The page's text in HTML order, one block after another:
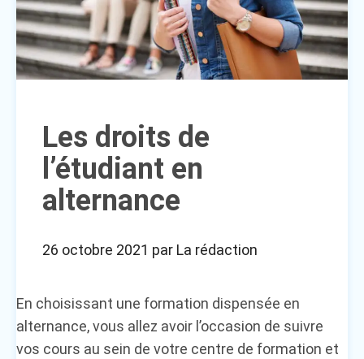
Les droits de
l’étudiant en
alternance
26 octobre 2021 par La rédaction
En choisissant une formation dispensée en
alternance, vous allez avoir l’occasion de suivre
vos cours au sein de votre centre de formation et